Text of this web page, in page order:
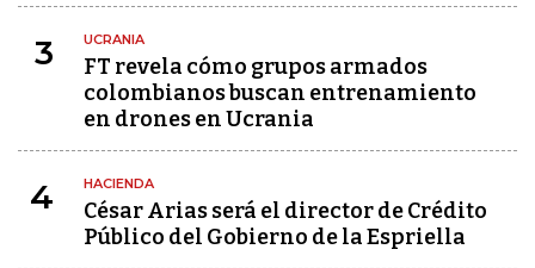
3 UCRANIA
FT revela cómo grupos armados
colombianos buscan entrenamiento
en drones en Ucrania
4 HACIENDA
César Arias será el director de Crédito
Público del Gobierno de la Espriella